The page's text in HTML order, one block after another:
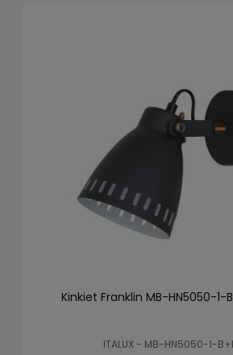
Kinkiet Franklin MB-HN5050-1-
ITALUX - MB-HN5050-1-